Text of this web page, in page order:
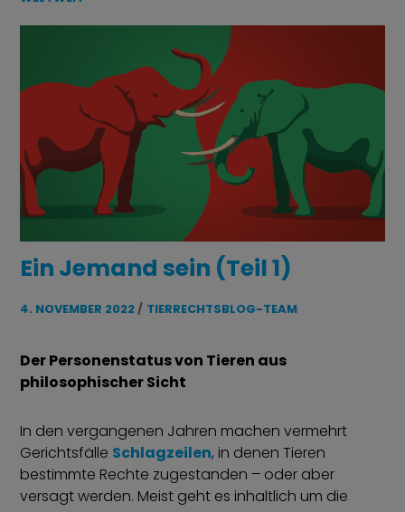
Ein Jemand sein (Teil 1)
4. NOVEMBER 2022 TIERRECHTSBLOG-TEAM
Der Personenstatus von Tieren aus
philosophischer Sicht
In den vergangenen Jahren machen vermehrt
Gerichtsfälle Schlagzeilen, in denen Tieren
bestimmte Rechte zugestanden – oder aber
versagt werden. Meist geht es inhaltlich um die